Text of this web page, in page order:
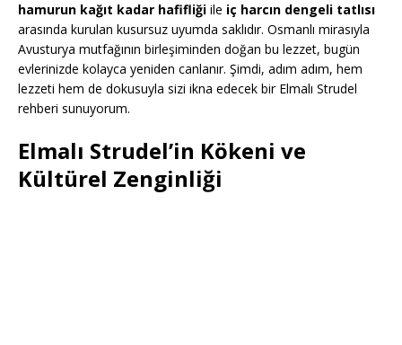
hamurun kağıt kadar hafifliği ile iç harcın dengeli tatlısı
arasında kurulan kusursuz uyumda saklıdır. Osmanlı mirasıyla
Avusturya mutfağının birleşiminden doğan bu lezzet, bugün
evlerinizde kolayca yeniden canlanır. Şimdi, adım adım, hem
lezzeti hem de dokusuyla sizi ikna edecek bir Elmalı Strudel
rehberi sunuyorum.
Elmalı Strudel’in Kökeni ve
Kültürel Zenginliği